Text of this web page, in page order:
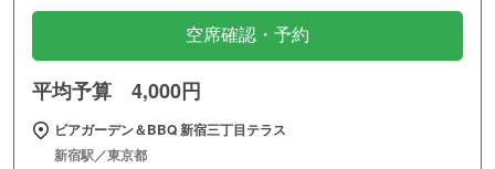
空席確認・予約
平均予算 4,000円
ビアガーデン＆BBQ 新宿三丁目テラス
新宿駅／東京都